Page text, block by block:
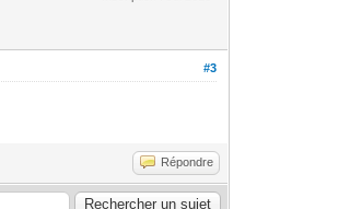
#3
Répondre